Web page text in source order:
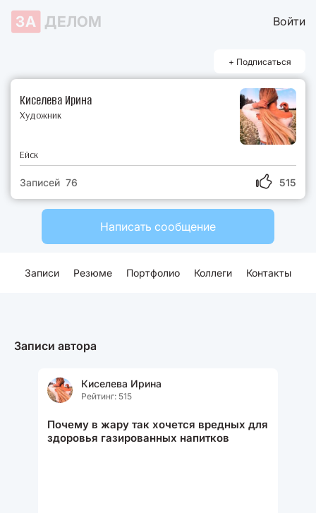
ЗА ДЕЛОМ Войти
+ Подписаться
Киселева Ирина
Художник
Ейск
515
Записей 76
Написать сообщение
Записи Резюме Портфолио Коллеги Контакты
Записи автора
Киселева Ирина
Рейтинг: 515
Почему в жару так хочется вредных для
здоровья газированных напитков